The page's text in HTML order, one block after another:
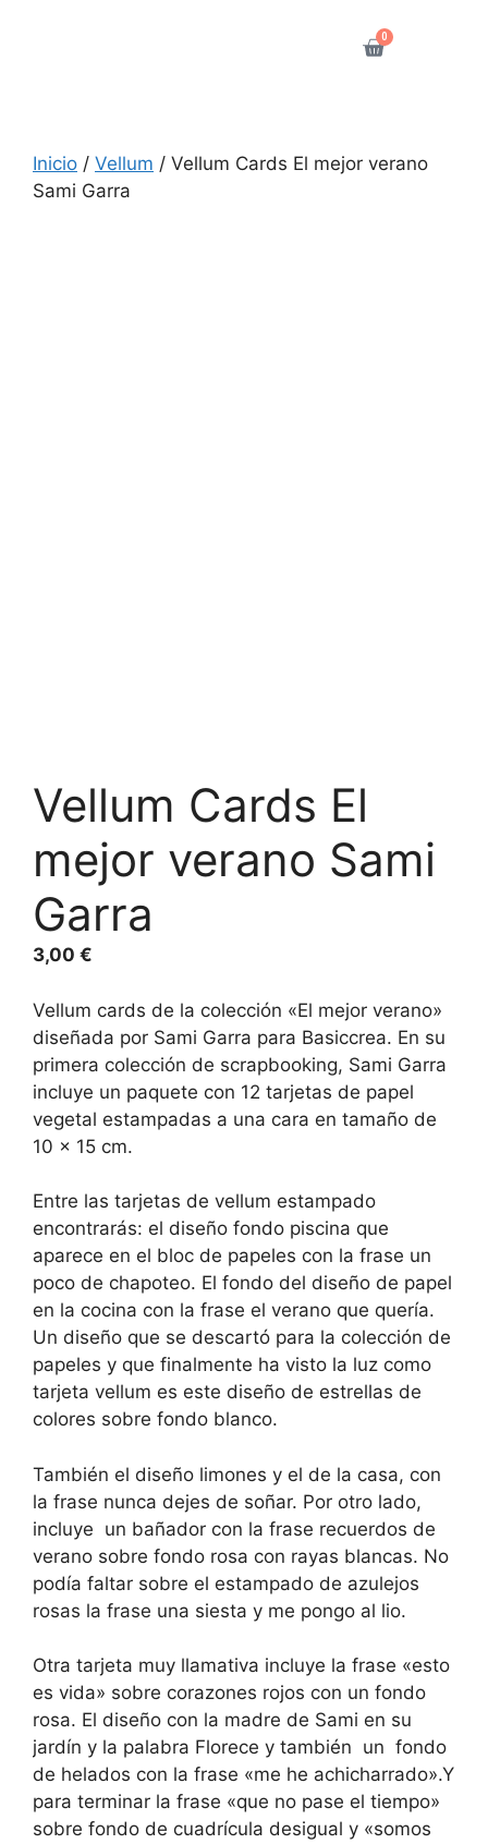
0
Inicio / Vellum / Vellum Cards El mejor verano
Sami Garra
Vellum Cards El
mejor verano Sami
Garra
3,00 €
Vellum cards de la colección «El mejor verano»
diseñada por Sami Garra para Basiccrea. En su
primera colección de scrapbooking, Sami Garra
incluye un paquete con 12 tarjetas de papel
vegetal estampadas a una cara en tamaño de
10 x 15 cm.
Entre las tarjetas de vellum estampado
encontrarás: el diseño fondo piscina que
aparece en el bloc de papeles con la frase un
poco de chapoteo. El fondo del diseño de papel
en la cocina con la frase el verano que quería.
Un diseño que se descartó para la colección de
papeles y que finalmente ha visto la luz como
tarjeta vellum es este diseño de estrellas de
colores sobre fondo blanco.
También el diseño limones y el de la casa, con
la frase nunca dejes de soñar. Por otro lado,
incluye un bañador con la frase recuerdos de
verano sobre fondo rosa con rayas blancas. No
podía faltar sobre el estampado de azulejos
rosas la frase una siesta y me pongo al lio.
Otra tarjeta muy llamativa incluye la frase «esto
es vida» sobre corazones rojos con un fondo
rosa. El diseño con la madre de Sami en su
jardín y la palabra Florece y también un fondo
de helados con la frase «me he achicharrado».Y
para terminar la frase «que no pase el tiempo»
sobre fondo de cuadrícula desigual y «somos